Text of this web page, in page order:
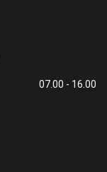
07.00 - 16.00